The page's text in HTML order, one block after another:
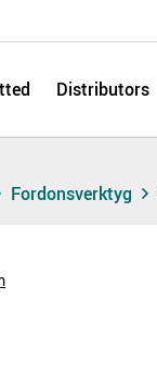
Distributors
Fordonsverktyg